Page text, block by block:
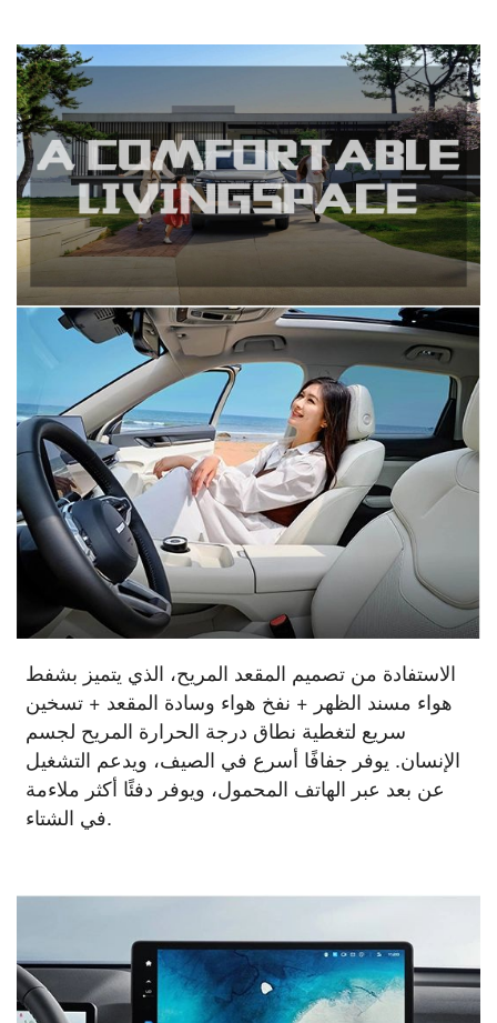
الاستفادة من تصميم المقعد المريح، الذي يتميز بشفط
هواء مسند الظهر + نفخ هواء وسادة المقعد + تسخين
سريع لتغطية نطاق درجة الحرارة المريح لجسم
الإنسان. يوفر جفافًا أسرع في الصيف، ويدعم التشغيل
عن بعد عبر الهاتف المحمول، ويوفر دفئًا أكثر ملاءمة
في الشتاء.